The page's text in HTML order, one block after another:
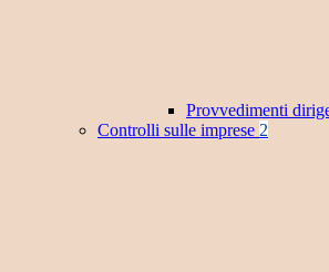
Provvedimenti
Controlli sulle imprese 2